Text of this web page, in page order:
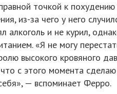
точкой к
из-за чего у него
алкоголь и не курил,
«Я не могу
высокого кровяного
с этого момента
— вспоминает Ферро.